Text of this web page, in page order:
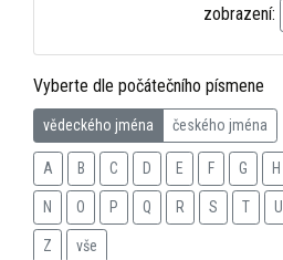
zobrazení:
Vyberte dle počátečního písmene
vědeckého jména českého jména
A B C D E F G H
N O P Q R S T U
Z vše